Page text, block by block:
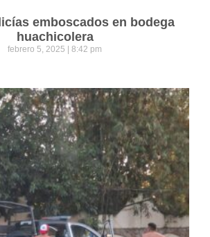
emboscados en bodega
huachicolera
febrero 5, 2025 8:42 pm